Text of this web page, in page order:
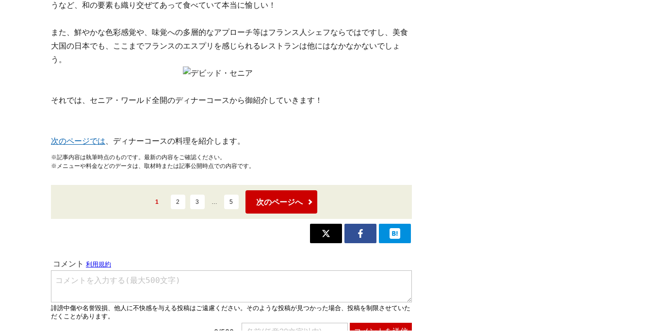
うなど、和の要素も織り交ぜてあって食べていて本当に愉しい！
また、鮮やかな色彩感覚や、味覚への多層的なアプローチ等はフランス人シェフならではですし、美食
大国の日本でも、ここまでフランスのエスプリを感じられるレストランは他にはなかなかないでしょ
う。
それでは、セニア・ワールド全開のディナーコースから御紹介していきます！
次のページでは 、ディナーコースの料理を紹介します。
※記事内容は執筆時点のものです。最新の内容をご確認ください。
※メニューや料金などのデータは、取材時または記事公開時点での内容です。
1 2 3 … 5 次のページへ